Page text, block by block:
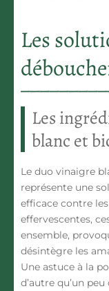
Les
Les
blanc et
Le duo vinaigre
représente une
efficace contre
effervescentes,
ensemble,
désintègre les
Une astuce à la
d’autre qu’un